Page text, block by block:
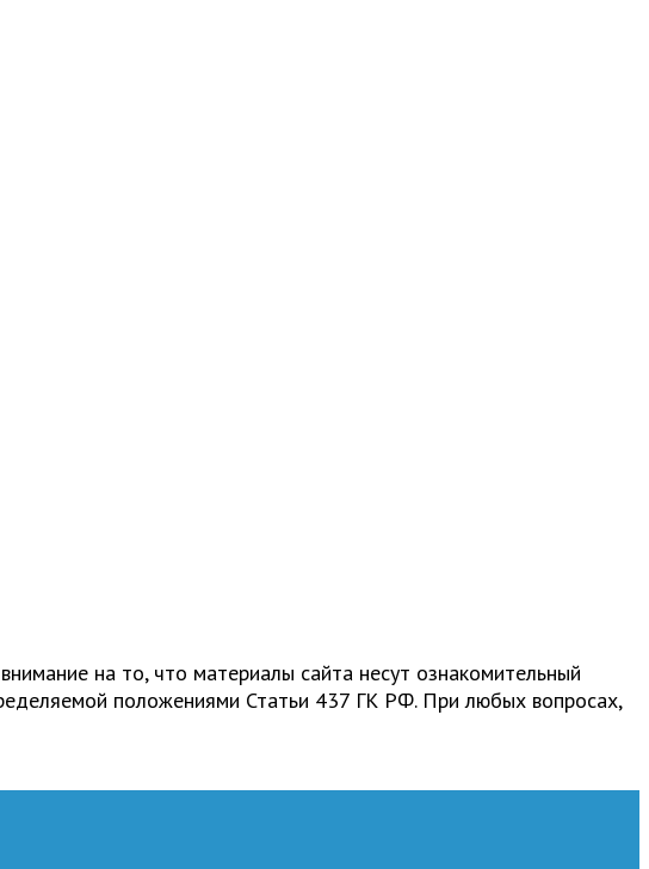
на то, что материалы сайта несут ознакомительный
положениями Статьи 437 ГК РФ. При любых вопросах,